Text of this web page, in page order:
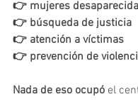
👉 mujeres
👉 búsqueda de justicia
👉 atención a víctimas
👉 prevención de
Nada de eso ocupó el